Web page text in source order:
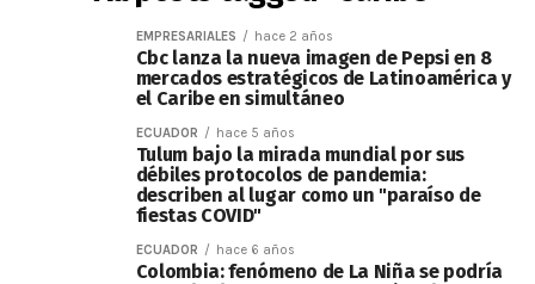
EMPRESARIALES hace 2 años
Cbc lanza la nueva imagen de Pepsi en 8
mercados estratégicos de Latinoamérica y
el Caribe en simultáneo
ECUADOR hace 5 años
Tulum bajo la mirada mundial por sus
débiles protocolos de pandemia:
describen al lugar como un "paraíso de
fiestas COVID"
ECUADOR hace 6 años
Colombia: fenómeno de La Niña se podría